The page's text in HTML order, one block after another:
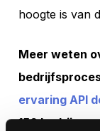
hoogte is van
Meer weten
ervaring API
150 bedrijven